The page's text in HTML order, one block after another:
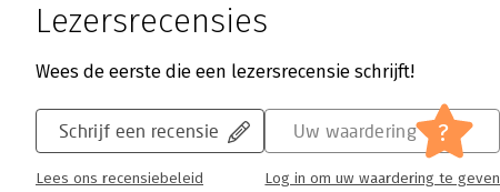
Lezersrecensies
Wees de eerste die een lezersrecensie schrijft!
Schrijf een recensie
Lees ons recensiebeleid
Uw waardering ?
Log in om uw waardering te geven